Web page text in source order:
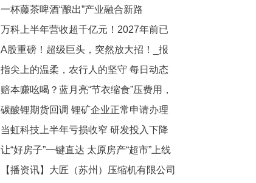
新“提速”
一杯藤茶啤酒“酿出”产业融合新路
万科上半年营收超千亿元！2027年前已
无境外公开债到期
A股重磅！超级巨头，突然放大招！_报
资讯
指尖上的温柔，农行人的坚守 每日动态
赔本赚吆喝？蓝月亮“节衣缩食”压费用，
上半年还是亏损4亿多港元，营收现颓势
下降3.01%
碳酸锂期货回调 锂矿企业正常申请办理
采矿证
当虹科技上半年亏损收窄 研发投入下降
资讯
让“好房子”一键直达 太原房产“超市”上线
了【播资讯】大匠（苏州）压缩机有限公司